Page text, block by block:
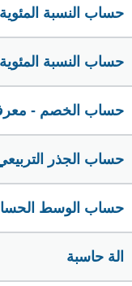
حساب النسبة
حساب النسبة
حساب الخصم -
حساب الجذر
حساب الوسط
الة حاسبة